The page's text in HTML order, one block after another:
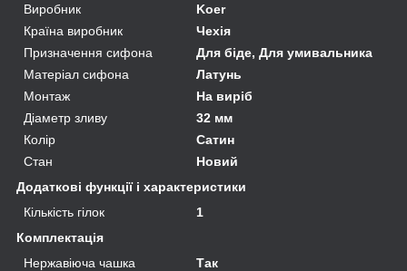
Виробник
Koer
Країна виробник
Чехія
Призначення сифона
Для біде, Для умивальника
Матеріал сифона
Латунь
Монтаж
На виріб
Діаметр зливу
32 мм
Колір
Сатин
Стан
Новий
Додаткові функції і характеристики
Кількість гілок
1
Комплектація
Нержавіюча чашка
Так